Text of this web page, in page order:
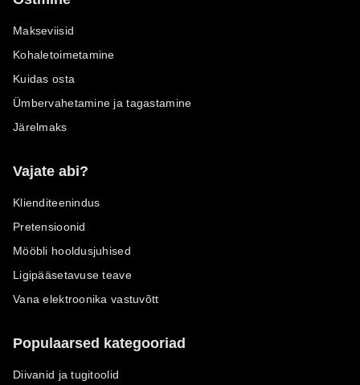
Makseviisid
Kohaletoimetamine
Kuidas osta
Ümbervahetamine ja tagastamine
Järelmaks
Vajate abi?
Klienditeenindus
Pretensioonid
Mööbli hooldusjuhised
Ligipääsetavuse teave
Vana elektroonika vastuvõtt
Populaarsed kategooriad
Diivanid ja tugitoolid